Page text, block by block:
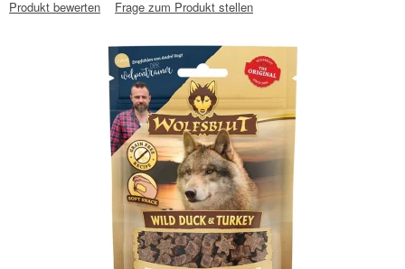
Produkt bewerten
Frage zum Produkt stellen